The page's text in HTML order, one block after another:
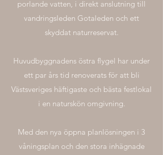
porlande vatten, i direkt anslutning till
vandringsleden Gotaleden och ett
skyddat naturreservat.
Huvudbyggnadens östra flygel har under
ett par års tid renoverats för att bli
Västsveriges häftigaste och bästa festlokal
i en naturskön omgivning.
Med den nya öppna planlösningen i 3
våningsplan och den stora inhägnade